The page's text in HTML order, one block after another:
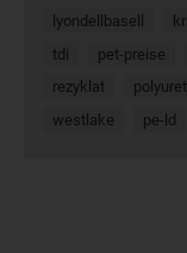
lyondellbasell
tdi
pet-preise
rezyklat
westlake
pe-ld